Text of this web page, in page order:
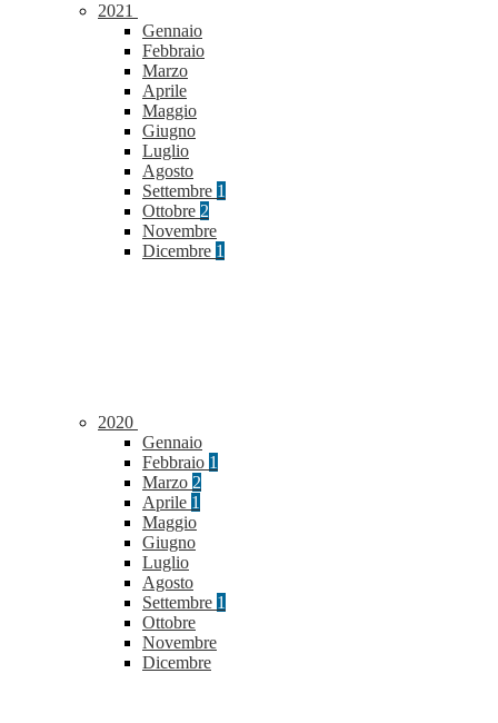
2021
Gennaio
Febbraio
Marzo
Aprile
Maggio
Giugno
Luglio
Agosto
Settembre 1
Ottobre 2
Novembre
Dicembre 1
2020
Gennaio
Febbraio 1
Marzo 2
Aprile 1
Maggio
Giugno
Luglio
Agosto
Settembre 1
Ottobre
Novembre
Dicembre